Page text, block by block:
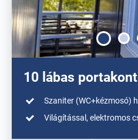
10 lábas
Szaniter (WC+kézmosó)
Világítással, elektromos